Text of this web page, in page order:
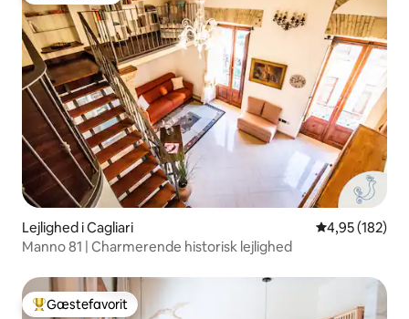
Lejlighed i Cagliari 4,95 ud af 5 i
4,95 (182)
Manno 81 | Charmerende historisk lejlighed
Bedste gæstefavorit
Gæstefavorit